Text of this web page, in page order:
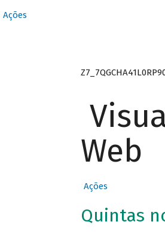
Ações
Web
Ações
Quintas